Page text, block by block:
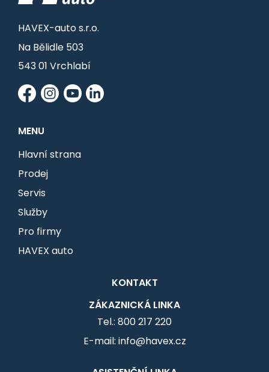
HAVEX-auto s.r.o.
Na Bělidle 503
543 01 Vrchlabí
MENU
Hlavní strana
Prodej
Servis
Služby
Pro firmy
HAVEX auto
KONTAKT
ZÁKAZNICKÁ LINKA
Tel.: 800 217 220
E-mail: info@havex.cz